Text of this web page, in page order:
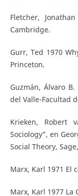
Fletcher,
Cambridge.
Gurr, Ted 1970
Princeton.
Guzmán, Álvaro
del Valle-Facultad
Krieken, Robert
Sociology”, en
Social Theory,
Marx, Karl 1971 El
Marx, Karl 1977 La